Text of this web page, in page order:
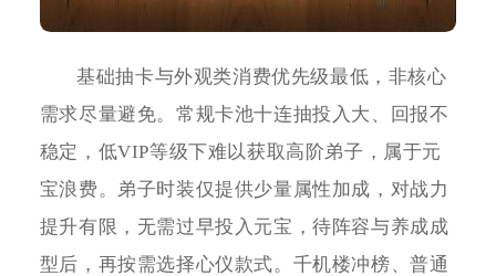
基础抽卡与外观类消费优先级最低，非核心
需求尽量避免。常规卡池十连抽投入大、回报不
稳定，低VIP等级下难以获取高阶弟子，属于元
宝浪费。弟子时装仅提供少量属性加成，对战力
提升有限，无需过早投入元宝，待阵容与养成成
型后，再按需选择心仪款式。千机楼冲榜、普通